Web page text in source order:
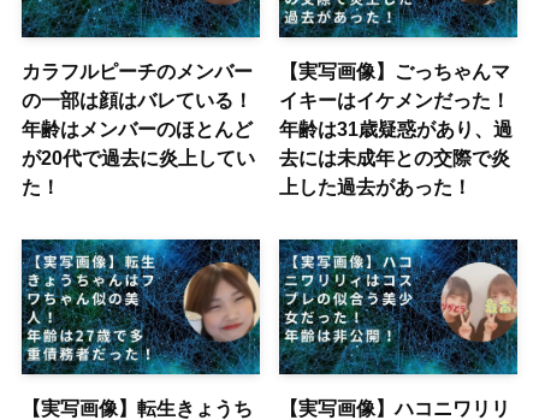
カラフルピーチのメンバー
の一部は顔はバレている！
年齢はメンバーのほとんど
が20代で過去に炎上してい
た！
【実写画像】ごっちゃんマ
イキーはイケメンだった！
年齢は31歳疑惑があり、過
去には未成年との交際で炎
上した過去があった！
【実写画像】転生きょうち
【実写画像】ハコニワリリ